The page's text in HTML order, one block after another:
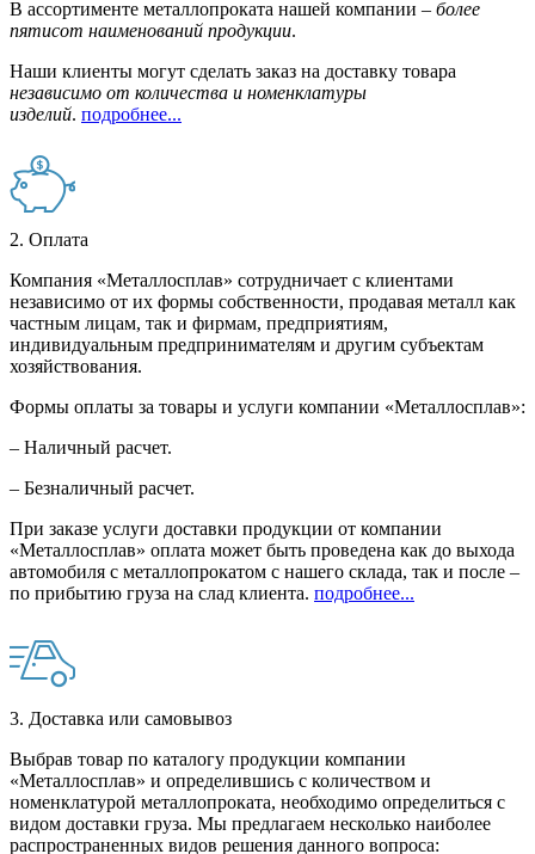
В ассортименте металлопроката нашей компании – более
пятисот наименований продукции.
Наши клиенты могут сделать заказ на доставку товара
независимо от количества и номенклатуры
изделий. подробнее...
2. Оплата
Компания «Металлосплав» сотрудничает с клиентами
независимо от их формы собственности, продавая металл как
частным лицам, так и фирмам, предприятиям,
индивидуальным предпринимателям и другим субъектам
хозяйствования.
Формы оплаты за товары и услуги компании «Металлосплав»:
– Наличный расчет.
– Безналичный расчет.
При заказе услуги доставки продукции от компании
«Металлосплав» оплата может быть проведена как до выхода
автомобиля с металлопрокатом с нашего склада, так и после –
по прибытию груза на слад клиента. подробнее...
3. Доставка или самовывоз
Выбрав товар по каталогу продукции компании
«Металлосплав» и определившись с количеством и
номенклатурой металлопроката, необходимо определиться с
видом доставки груза. Мы предлагаем несколько наиболее
распространенных видов решения данного вопроса: